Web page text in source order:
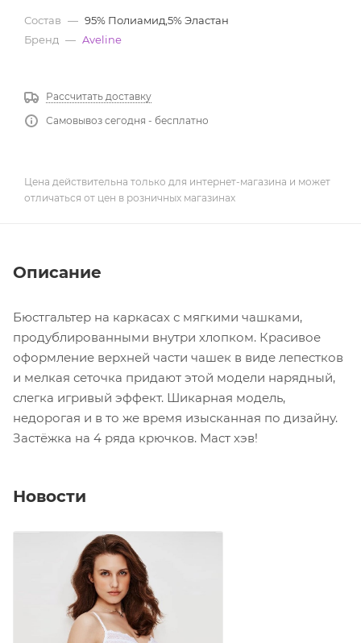
Состав — 95% Полиамид,5% Эластан
Бренд — Aveline
Рассчитать доставку
Самовывоз сегодня - бесплатно
Цена действительна только для интернет-магазина и может
отличаться от цен в розничных магазинах
Описание
Бюстгальтер на каркасах с мягкими чашками,
продублированными внутри хлопком. Красивое
оформление верхней части чашек в виде лепестков
и мелкая сеточка придают этой модели нарядный,
слегка игривый эффект. Шикарная модель,
недорогая и в то же время изысканная по дизайну.
Застёжка на 4 ряда крючков. Маст хэв!
Новости